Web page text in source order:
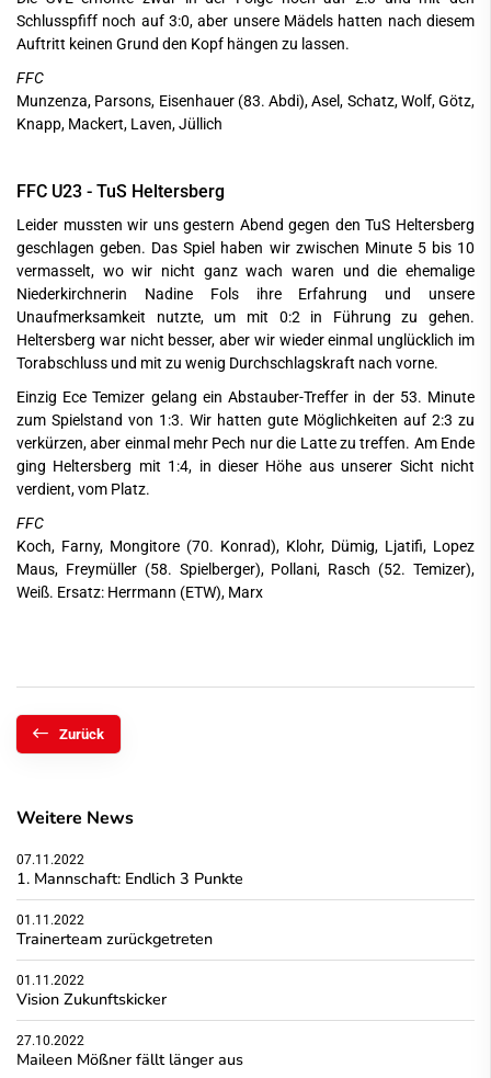
Schlusspfiff noch auf 3:0, aber unsere Mädels hatten nach diesem
Auftritt keinen Grund den Kopf hängen zu lassen.
FFC
Munzenza, Parsons, Eisenhauer (83. Abdi), Asel, Schatz, Wolf, Götz,
Knapp, Mackert, Laven, Jüllich
FFC U23 - TuS Heltersberg
Leider mussten wir uns gestern Abend gegen den TuS Heltersberg
geschlagen geben. Das Spiel haben wir zwischen Minute 5 bis 10
vermasselt, wo wir nicht ganz wach waren und die ehemalige
Niederkirchnerin Nadine Fols ihre Erfahrung und unsere
Unaufmerksamkeit nutzte, um mit 0:2 in Führung zu gehen.
Heltersberg war nicht besser, aber wir wieder einmal unglücklich im
Torabschluss und mit zu wenig Durchschlagskraft nach vorne.
Einzig Ece Temizer gelang ein Abstauber-Treffer in der 53. Minute
zum Spielstand von 1:3. Wir hatten gute Möglichkeiten auf 2:3 zu
verkürzen, aber einmal mehr Pech nur die Latte zu treffen. Am Ende
ging Heltersberg mit 1:4, in dieser Höhe aus unserer Sicht nicht
verdient, vom Platz.
FFC
Koch, Farny, Mongitore (70. Konrad), Klohr, Dümig, Ljatifi, Lopez
Maus, Freymüller (58. Spielberger), Pollani, Rasch (52. Temizer),
Weiß. Ersatz: Herrmann (ETW), Marx
Zurück
Weitere News
07.11.2022
1. Mannschaft: Endlich 3 Punkte
01.11.2022
Trainerteam zurückgetreten
01.11.2022
Vision Zukunftskicker
27.10.2022
Maileen Mößner fällt länger aus